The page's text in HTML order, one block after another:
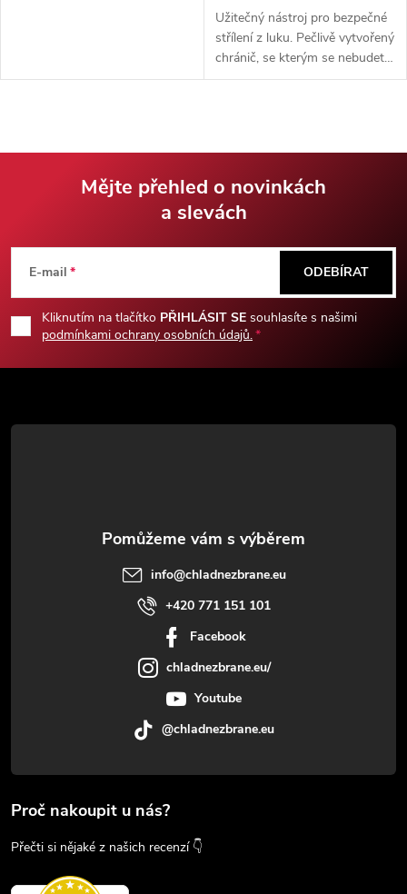
Užitečný nástroj pro bezpečné
střílení z luku. Pečlivě vytvořený
chránič, se kterým se nebudete
bát o své prsty. Ideální jak pro
p
a
Mějte přehled o novinkách
a slevách
E-mail
Kliknutím na tlačítko PŘIHLÁSIT SE souhlasíte s našimi
podmínkami ochrany osobních údajů.
ODEBÍRAT
info@chladnezbrane.eu
+420 771 151 101
Facebook
chladnezbrane.eu/
Youtube
@chladnezbrane.eu
Proč nakoupit u nás?
Přečti si nějaké z našich recenzí 👇